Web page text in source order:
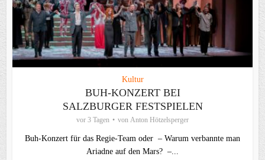
Kultur
BUH-KONZERT BEI
SALZBURGER FESTSPIELEN
vor 3 Tagen von Anton Hötzelsperger
Buh-Konzert für das Regie-Team oder – Warum verbannte man
Ariadne auf den Mars? –...